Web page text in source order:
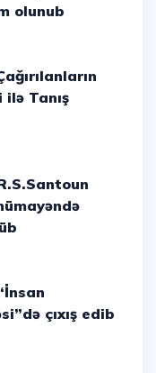
olunub
Tanış
çıxış edib